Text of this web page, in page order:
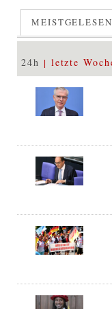
MEISTGELESEN
24h letzte